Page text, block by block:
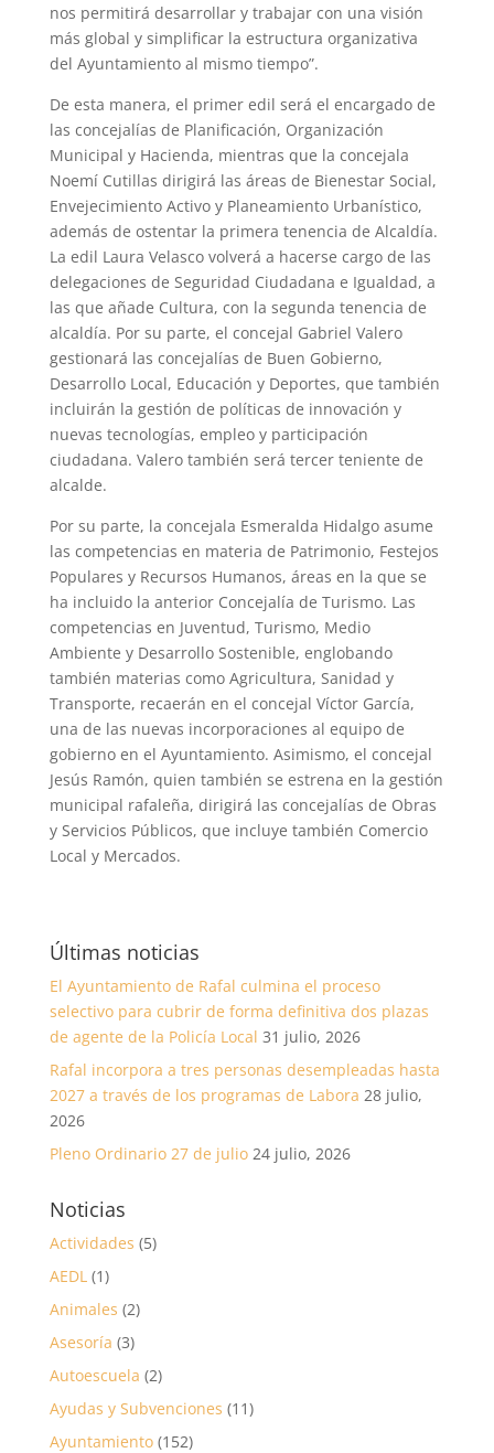
nos permitirá desarrollar y trabajar con una visión
más global y simplificar la estructura organizativa
del Ayuntamiento al mismo tiempo”.
De esta manera, el primer edil será el encargado de
las concejalías de Planificación, Organización
Municipal y Hacienda, mientras que la concejala
Noemí Cutillas dirigirá las áreas de Bienestar Social,
Envejecimiento Activo y Planeamiento Urbanístico,
además de ostentar la primera tenencia de Alcaldía.
La edil Laura Velasco volverá a hacerse cargo de las
delegaciones de Seguridad Ciudadana e Igualdad, a
las que añade Cultura, con la segunda tenencia de
alcaldía. Por su parte, el concejal Gabriel Valero
gestionará las concejalías de Buen Gobierno,
Desarrollo Local, Educación y Deportes, que también
incluirán la gestión de políticas de innovación y
nuevas tecnologías, empleo y participación
ciudadana. Valero también será tercer teniente de
alcalde.
Por su parte, la concejala Esmeralda Hidalgo asume
las competencias en materia de Patrimonio, Festejos
Populares y Recursos Humanos, áreas en la que se
ha incluido la anterior Concejalía de Turismo. Las
competencias en Juventud, Turismo, Medio
Ambiente y Desarrollo Sostenible, englobando
también materias como Agricultura, Sanidad y
Transporte, recaerán en el concejal Víctor García,
una de las nuevas incorporaciones al equipo de
gobierno en el Ayuntamiento. Asimismo, el concejal
Jesús Ramón, quien también se estrena en la gestión
municipal rafaleña, dirigirá las concejalías de Obras
y Servicios Públicos, que incluye también Comercio
Local y Mercados.
Últimas noticias
El Ayuntamiento de Rafal culmina el proceso
selectivo para cubrir de forma definitiva dos plazas
de agente de la Policía Local 31 julio, 2026
Rafal incorpora a tres personas desempleadas hasta
2027 a través de los programas de Labora 28 julio,
2026
Pleno Ordinario 27 de julio 24 julio, 2026
Noticias
Actividades (5)
AEDL (1)
Animales (2)
Asesoría (3)
Autoescuela (2)
Ayudas y Subvenciones (11)
Ayuntamiento(152)